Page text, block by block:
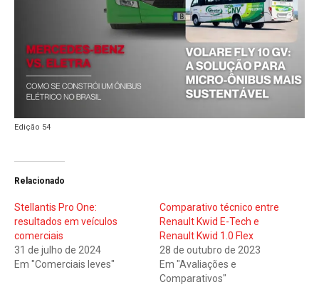
Edição 54
Relacionado
Stellantis Pro One:
resultados em veículos
comerciais
31 de julho de 2024
Em "Comerciais leves"
Comparativo técnico entre
Renault Kwid E-Tech e
Renault Kwid 1.0 Flex
28 de outubro de 2023
Em "Avaliações e
Comparativos"